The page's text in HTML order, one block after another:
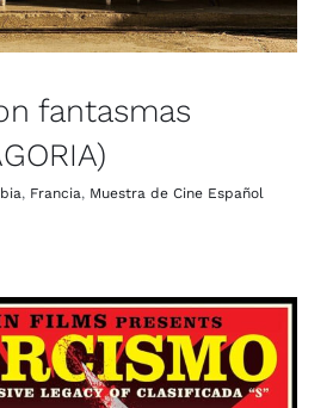
fantasmas
, Francia, Muestra de Cine Español